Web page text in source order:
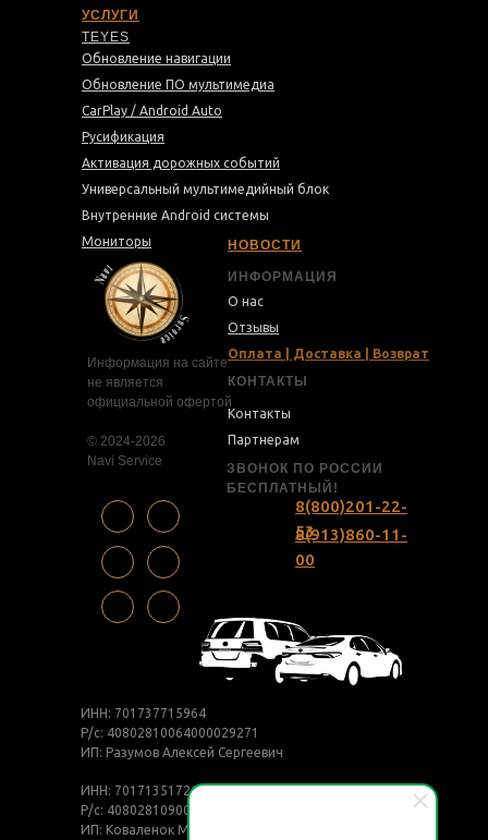
Информация на сайте
не является
официальной офертой
© 2024-2026
Navi Service
УСЛУГИ
Обновление навигации
Обновление ПО мультимедиа
CarPlay / Android Auto
Русификация
Активация дорожных событий
Универсальный мультимедийный блок
Внутренние Android системы
Мониторы
ИНФОРМАЦИЯ
О нас
Отзывы
Оплата | Доставка | Возврат
КОНТАКТЫ
Контакты
Партнерам
ИНН: 701737715964
Р/с: 40802810064000029271
ИП: Разумов Алексей Сергеевич
ИНН: 701713517265
Р/с: 40802810900009536209
ИП: Коваленок Максим Дмитриевич
ЗВОНОК ПО РОССИИ
БЕСПЛАТНЫЙ!
НОВОСТИ
8(800)201-22-
53
8(913)860-11-
00
TEYES